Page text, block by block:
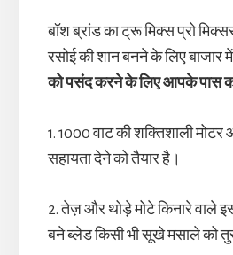
बॉश ब्रांड का ट्रू मिक्स प्रो
रसोई की शान बनने के लिए बाजार
को पसंद करने के लिए आपके पास
1. 1000 वाट की शक्तिशाली
सहायता देने को तैयार है।
2. तेज़ और थोड़े मोटे किनारे वाले
बने ब्लेड किसी भी सूखे मसाले को